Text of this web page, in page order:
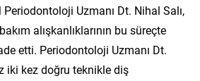
Uzmanı Dt. Nihal Salı,
alışkanlıklarının bu süreçte
etti. Periodontoloji Uzmanı Dt.
iki kez doğru teknikle diş